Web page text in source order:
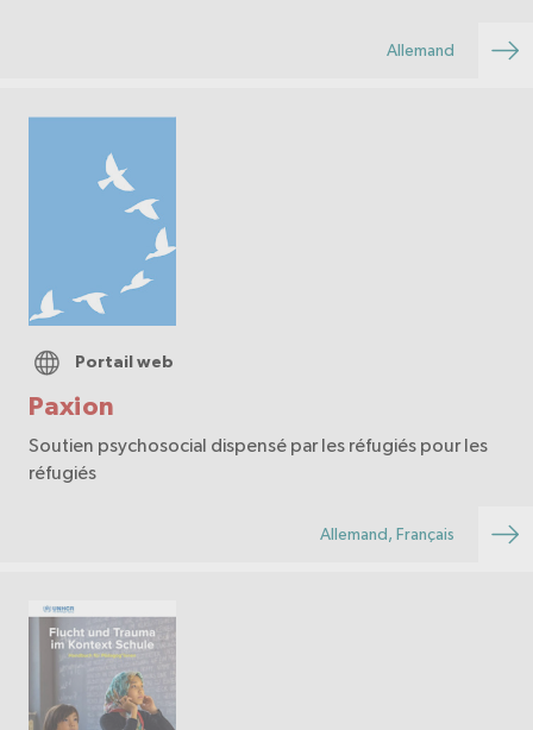
Allemand
Paxion
Portail web
Soutien psychosocial dispensé par les réfugiés pour les
réfugiés
Allemand, Français